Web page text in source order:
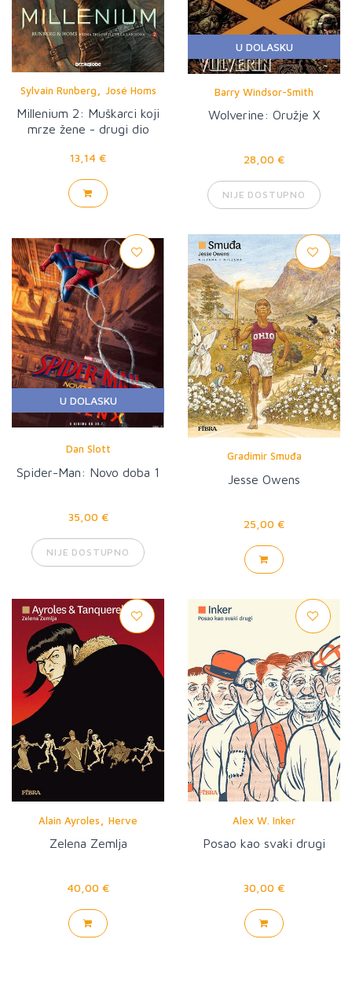
Sylvain Runberg José Homs
Millenium 2: Muškarci koji
mrze žene - drugi dio
13,14 €
U DOLASKU
Barry Windsor-Smith
Wolverine: Oružje X
28,00 €
NIJE DOSTUPNO
U DOLASKU
Dan Slott
Spider-Man: Novo doba 1
35,00 €
NIJE DOSTUPNO
Gradimir Smuđa
Jesse Owens
25,00 €
Alain Ayroles
Herve
Tanquerelle
Zelena Zemlja
40,00 €
Alex W. Inker
Posao kao svaki drugi
30,00 €